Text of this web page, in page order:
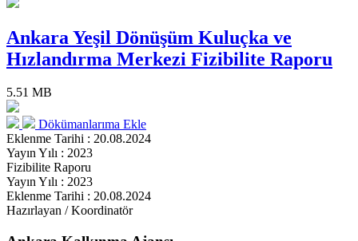
Ankara Yeşil Dönüşüm Kuluçka ve
Hızlandırma Merkezi Fizibilite Raporu
5.51 MB
Dökümanlarıma Ekle
Eklenme Tarihi : 20.08.2024
Yayın Yılı : 2023
Fizibilite Raporu
Yayın Yılı : 2023
Eklenme Tarihi : 20.08.2024
Hazırlayan / Koordinatör